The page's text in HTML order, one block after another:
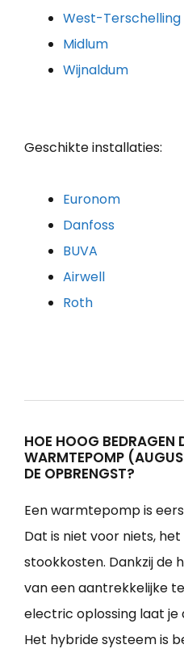
West-Terschelling
Midlum
Wijnaldum
Geschikte installaties:
Euronom
Danfoss
BUVA
Airwell
Roth
HOE HOOG BEDRAGEN
WARMTEPOMP
DE OPBRENGST?
Een warmtepomp is
Dat is niet voor niets,
stookkosten. Dankzij de
van een aantrekkelijke
electric oplossing laat
Het hybride systeem is